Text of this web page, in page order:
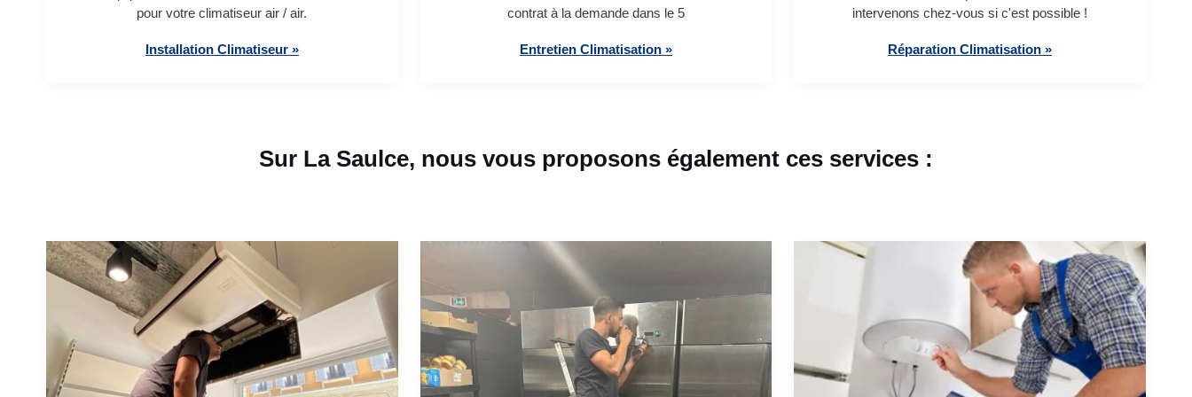
pour votre climatiseur air / air.
Installation Climatiseur »
contrat à la demande dans le 5
Entretien Climatisation »
intervenons chez-vous si c'est possible !
Réparation Climatisation »
Sur La Saulce, nous vous proposons également ces services :